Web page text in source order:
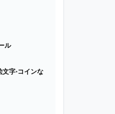
ル
字⋅コインな